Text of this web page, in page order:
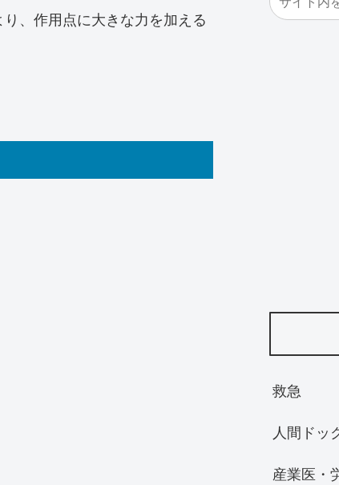
、作用点に大きな力を加える
救急
人間ドッ
産業医・